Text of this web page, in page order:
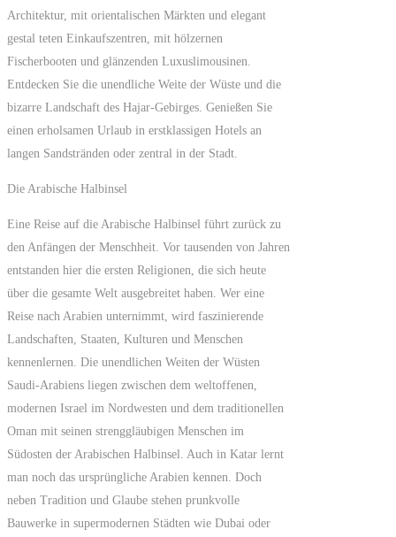
Architektur, mit orientalischen Märkten und elegant
gestal teten Einkaufszentren, mit hölzernen
Fischerbooten und glänzenden Luxuslimousinen.
Entdecken Sie die unendliche Weite der Wüste und die
bizarre Landschaft des Hajar-Gebirges. Genießen Sie
einen erholsamen Urlaub in erstklassigen Hotels an
langen Sandstränden oder zentral in der Stadt.
Die Arabische Halbinsel
Eine Reise auf die Arabische Halbinsel führt zurück zu
den Anfängen der Menschheit. Vor tausenden von Jahren
entstanden hier die ersten Religionen, die sich heute
über die gesamte Welt ausgebreitet haben. Wer eine
Reise nach Arabien unternimmt, wird faszinierende
Landschaften, Staaten, Kulturen und Menschen
kennenlernen. Die unendlichen Weiten der Wüsten
Saudi-Arabiens liegen zwischen dem weltoffenen,
modernen Israel im Nordwesten und dem traditionellen
Oman mit seinen strenggläubigen Menschen im
Südosten der Arabischen Halbinsel. Auch in Katar lernt
man noch das ursprüngliche Arabien kennen. Doch
neben Tradition und Glaube stehen prunkvolle
Bauwerke in supermodernen Städten wie Dubai oder